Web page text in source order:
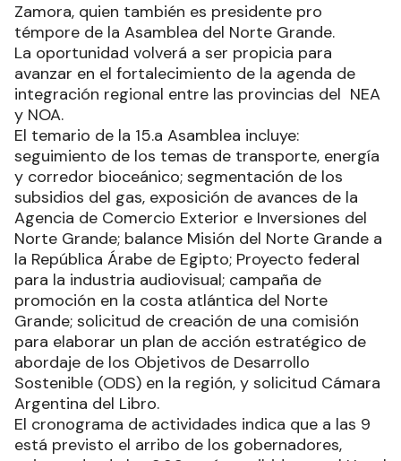
Zamora, quien también es presidente pro
témpore de la Asamblea del Norte Grande.
La oportunidad volverá a ser propicia para
avanzar en el fortalecimiento de la agenda de
integración regional entre las provincias del NEA
y NOA.
El temario de la 15.a Asamblea incluye:
seguimiento de los temas de transporte, energía
y corredor bioceánico; segmentación de los
subsidios del gas, exposición de avances de la
Agencia de Comercio Exterior e Inversiones del
Norte Grande; balance Misión del Norte Grande a
la República Árabe de Egipto; Proyecto federal
para la industria audiovisual; campaña de
promoción en la costa atlántica del Norte
Grande; solicitud de creación de una comisión
para elaborar un plan de acción estratégico de
abordaje de los Objetivos de Desarrollo
Sostenible (ODS) en la región, y solicitud Cámara
Argentina del Libro.
El cronograma de actividades indica que a las 9
está previsto el arribo de los gobernadores,